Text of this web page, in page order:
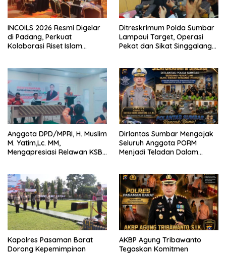
INCOILS 2026 Resmi Digelar
di Padang, Perkuat
Kolaborasi Riset Islam
Ditreskrimum Polda Sumbar
Lampaui Target, Operasi
Pekat dan Sikat Singgalang
Anggota DPD/MPRI, H. Muslim
M. Yatim,Lc. MM,
Mengapresiasi Relawan KSB
Bencana
Dirlantas Sumbar Mengajak
Seluruh Anggota PORM
Menjadi Teladan Dalam
Perlengkapan Keselamatan
Berkendara
Kapolres Pasaman Barat
Dorong Kepemimpinan
AKBP Agung Tribawanto
Tegaskan Komitmen